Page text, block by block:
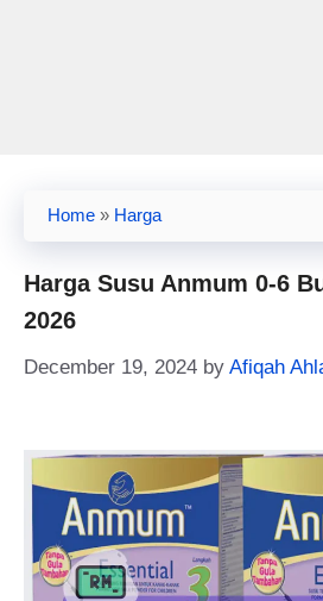
Home » Harga
Harga Susu Anmum 0-6
2026
December 19, 2024 by Afiqah